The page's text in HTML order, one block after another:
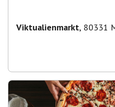
Viktualienmarkt, 80331